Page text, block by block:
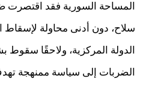
المساحة السورية فقد اقتصرت
سلاح، دون أدنى محاولة لإسقاط
الدولة المركزية، ولاحقًا سقوط
الضربات إلى سياسة ممنهجة